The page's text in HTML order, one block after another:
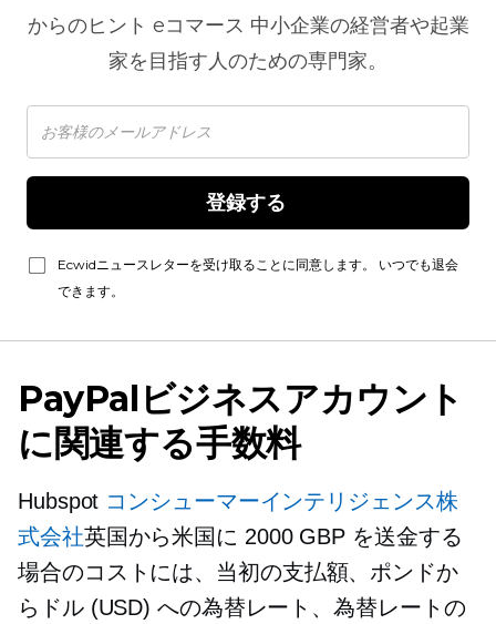
からのヒント eコマース 中小企業の経営者や起業
家を目指す人のための専門家。
Ecwidニュースレターを受け取ることに同意します。 いつでも退会
できます。
PayPalビジネスアカウント
に関連する手数料
Hubspot コンシューマーインテリジェンス株
式会社英国から米国に 2000 GBP を送金する
場合のコストには、当初の支払額、ポンドか
らドル (USD) への為替レート、為替レートの